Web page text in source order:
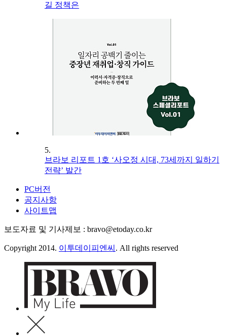
길 정책은
5.
브라보 리포트 1호 ‘사오정 시대, 73세까지 일하기
전략’ 발간
PC버전
공지사항
사이트맵
보도자료 및 기사제보 : bravo@etoday.co.kr
Copyright 2014. 이투데이피엔씨 . All rights reserved